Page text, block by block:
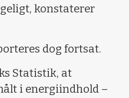
konstaterer
dog fortsat.
Statistik, at
i energiindhold –